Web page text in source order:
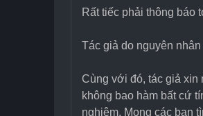
Rất tiếc phải thông báo
Tác giả do nguyên
Cùng với đó, tác giả xin
không bao hàm bất cứ
nghiệm. Mong các bạn